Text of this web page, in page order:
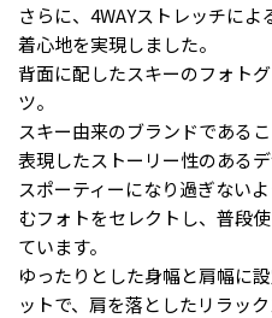
さらに、4WAYストレッチに
着心地を実現しました。
背面に配したスキーのフォト
ツ。
スキー由来のブランドである
表現したストーリー性のある
スポーティーになり過ぎない
むフォトをセレクトし、普段
ています。
ゆったりとした身幅と肩幅に
ットで、肩を落としたリラッ